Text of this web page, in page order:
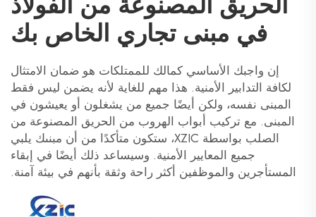
في مبنى تجاري الخاص بك
إن واجبك الأساسي كمالك للممتلكات هو ضمان الامتثال
لكافة التدابير الأمنية. هذا مهم للغاية لأنه يضمن ليس فقط
المبنى نفسه، ولكن أيضًا جميع من يشغلون أو يعيشون في
المبنى. مع تركيب أبواب الهروب من الحريق المصنوعة من
الصلب بواسطة XZIC، ستكون متأكدًا من أن مبنىك يلبي
جميع المعايير الأمنية. وسيساعد ذلك أيضًا في إبقاء
المستأجرين والموظفين أكثر راحة وثقة بأنهم في بيئة آمنة.